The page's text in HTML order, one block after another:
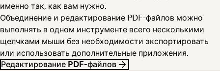
именно так, как вам нужно.
Объединение и редактирование PDF-файлов можно
выполнять в одном инструменте всего несколькими
щелчками мыши без необходимости экспортировать
или использовать дополнительные приложения.
Редактирование PDF-файлов